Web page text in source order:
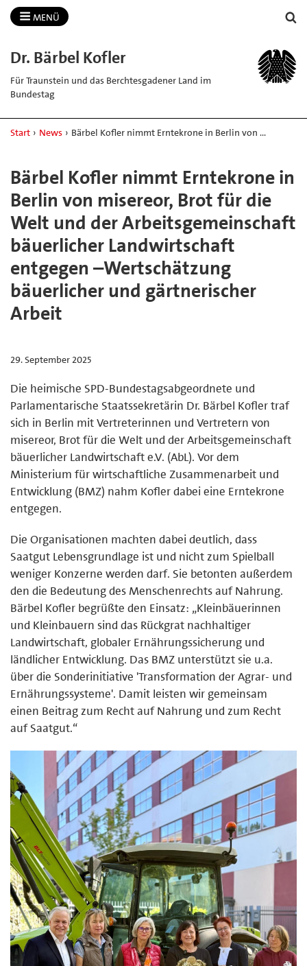
MENÜ
Dr.​ Bärbel Kofler
Für Traunstein und das Berchtesgadener Land im
Bundestag
Start › News › Bärbel Kofler nimmt Erntekrone in Berlin von …
Bärbel Kofler nimmt Erntekrone in
Berlin von misereor, Brot für die
Welt und der Arbeitsgemeinschaft
bäuerlicher Landwirtschaft
entgegen –Wertschätzung
bäuerlicher und gärtnerischer
Arbeit
29. September 2025
Die heimische SPD-Bundestagsabgeordnete und
Parlamentarische Staatssekretärin Dr. Bärbel Kofler traf
sich in Berlin mit Vertreterinnen und Vertretern von
misereor, Brot für die Welt und der Arbeitsgemeinschaft
bäuerlicher Landwirtschaft e.V. (AbL). Vor dem
Ministerium für wirtschaftliche Zusammenarbeit und
Entwicklung (BMZ) nahm Kofler dabei eine Erntekrone
entgegen.
Die Organisationen machten dabei deutlich, dass
Saatgut Lebensgrundlage ist und nicht zum Spielball
weniger Konzerne werden darf. Sie betonten außerdem
den die Bedeutung des Menschenrechts auf Nahrung.
Bärbel Kofler begrüßte den Einsatz: „Kleinbäuerinnen
und Kleinbauern sind das Rückgrat nachhaltiger
Landwirtschaft, globaler Ernährungssicherung und
ländlicher Entwicklung. Das BMZ unterstützt sie u.a.
über die Sonderinitiative 'Transformation der Agrar- und
Ernährungssysteme'. Damit leisten wir gemeinsam
einen Beitrag zum Recht auf Nahrung und zum Recht
auf Saatgut.“